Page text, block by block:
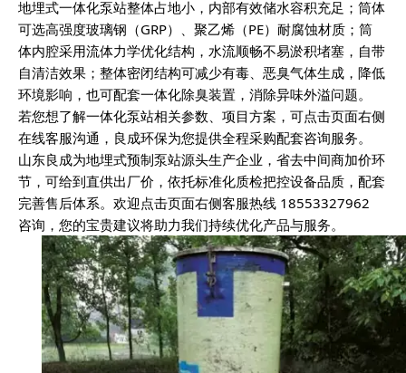
地埋式一体化泵站整体占地小，内部有效储水容积充足；筒体
可选高强度玻璃钢（GRP）、聚乙烯（PE）耐腐蚀材质；筒
体内腔采用流体力学优化结构，水流顺畅不易淤积堵塞，自带
自清洁效果；整体密闭结构可减少有毒、恶臭气体生成，降低
环境影响，也可配套一体化除臭装置，消除异味外溢问题。
若您想了解一体化泵站相关参数、项目方案，可点击页面右侧
在线客服沟通，良成环保为您提供全程采购配套咨询服务。
山东良成为地埋式预制泵站源头生产企业，省去中间商加价环
节，可给到直供出厂价，依托标准化质检把控设备品质，配套
完善售后体系。欢迎点击页面右侧客服热线 18553327962
咨询，您的宝贵建议将助力我们持续优化产品与服务。